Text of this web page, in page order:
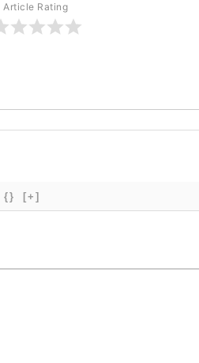
Article Rating
{} [+]